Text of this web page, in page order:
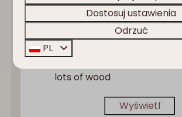
and sunny
terrace
Three bedrooms
lots of wood
Wyświetl
Dostosuj ustawienia
Odrzuć
PL